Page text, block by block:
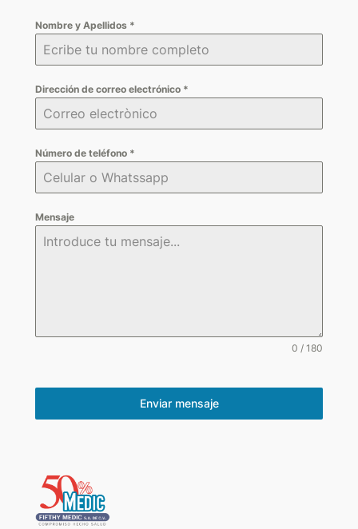
Nombre y Apellidos *
Dirección de correo electrónico *
Número de teléfono *
Mensaje
0 / 180
Enviar mensaje